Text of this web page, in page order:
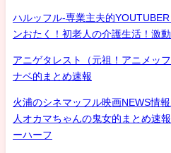
ハルッフル-専業主夫的
ンおたく！初老人の介護生活！激
アニゲタレスト（元祖！アニメッ
ナベ的まとめ速報
火浦のシネマッフル映画NEWS情
人オカマちゃんの鬼女的まとめ速
ーハーフ